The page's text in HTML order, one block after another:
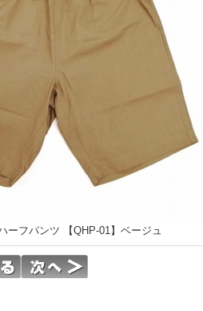
ーフパンツ 【QHP-01】ベージュ